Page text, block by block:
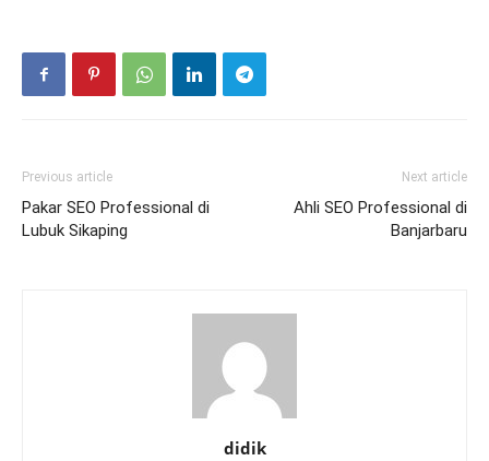
Previous article
Pakar SEO Professional di
Lubuk Sikaping
Next article
Ahli SEO Professional di
Banjarbaru
didik